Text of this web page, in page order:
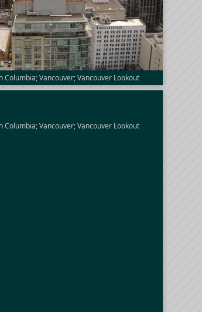
Columbia; Vancouver; Vancouver Lookout
Columbia; Vancouver; Vancouver Lookout